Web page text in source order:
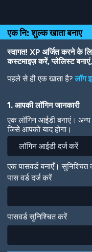
Top
of
Page
Navigation
Main
Content
Footer
main
content
एक नि: शुल्क खाता बनाए
स्वागत! XP अर्जित करने के
कस्टमाइज़ करें, प्लेलिस्ट
पहले से ही एक खाता है?लॉग
1. आपकी लॉगिन जानकारी
एक लॉगिन आईडी बनाएं।
जिसे आपको याद होगा।
एक पासवर्ड बनाएँ।
पास वर्ड दर्ज करें
पासवर्ड सुनिश्चित करें